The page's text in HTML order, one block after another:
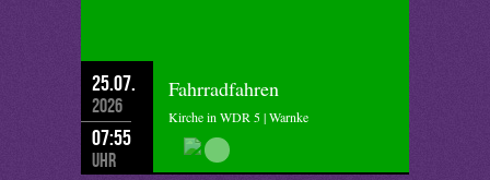
25.07.
2026
07:55
Uhr
Fahrradfahren
Kirche in WDR 5 | Warnke